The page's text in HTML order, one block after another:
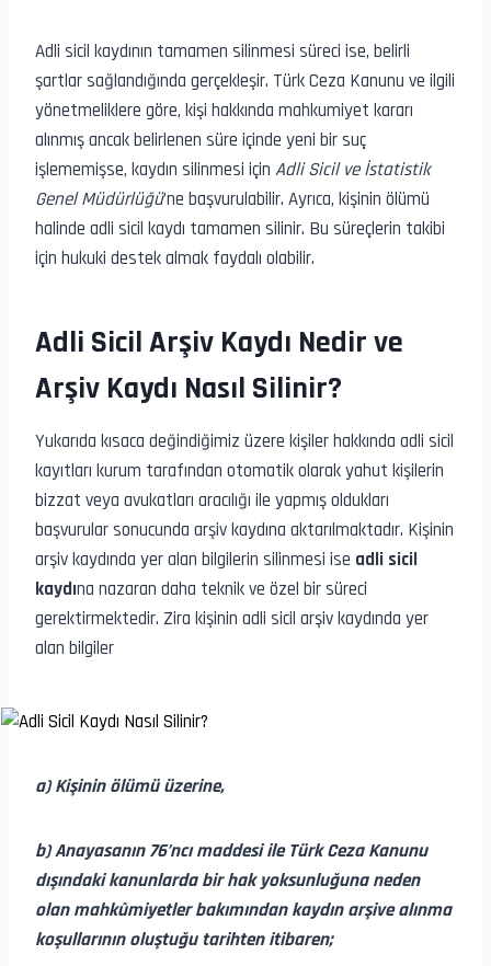
Adli sicil kaydının tamamen silinmesi süreci ise, belirli
şartlar sağlandığında gerçekleşir. Türk Ceza Kanunu ve ilgili
yönetmeliklere göre, kişi hakkında mahkumiyet kararı
alınmış ancak belirlenen süre içinde yeni bir suç
işlememişse, kaydın silinmesi için Adli Sicil ve İstatistik
Genel Müdürlüğü’ne başvurulabilir. Ayrıca, kişinin ölümü
halinde adli sicil kaydı tamamen silinir. Bu süreçlerin takibi
için hukuki destek almak faydalı olabilir.
Adli Sicil Arşiv Kaydı Nedir ve
Arşiv Kaydı Nasıl Silinir?
Yukarıda kısaca değindiğimiz üzere kişiler hakkında adli sicil
kayıtları kurum tarafından otomatik olarak yahut kişilerin
bizzat veya avukatları aracılığı ile yapmış oldukları
başvurular sonucunda arşiv kaydına aktarılmaktadır. Kişinin
arşiv kaydında yer alan bilgilerin silinmesi ise adli sicil
kaydına nazaran daha teknik ve özel bir süreci
gerektirmektedir. Zira kişinin adli sicil arşiv kaydında yer
alan bilgiler
a) Kişinin ölümü üzerine,
b) Anayasanın 76’ncı maddesi ile Türk Ceza Kanunu
dışındaki kanunlarda bir hak yoksunluğuna neden
olan mahkûmiyetler bakımından kaydın arşive alınma
koşullarının oluştuğu tarihten itibaren;